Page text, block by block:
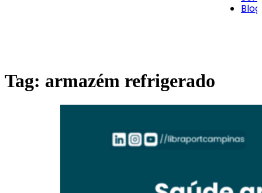
Blog
Tag: armazém refrigerado